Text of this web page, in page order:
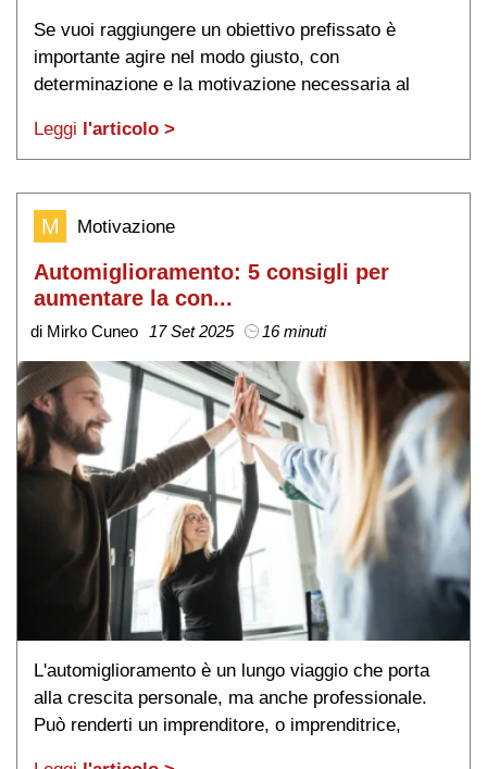
Se vuoi raggiungere un obiettivo prefissato è
importante agire nel modo giusto, con
determinazione e la motivazione necessaria al
Leggi
l'articolo >
M Motivazione
Automiglioramento: 5 consigli per
aumentare la con...
di Mirko Cuneo 17 Set 2025 16 minuti
L'automiglioramento è un lungo viaggio che porta
alla crescita personale, ma anche professionale.
Può renderti un imprenditore, o imprenditrice,